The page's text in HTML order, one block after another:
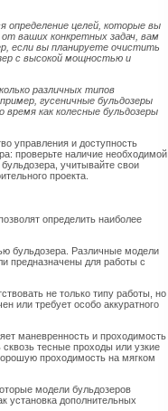
определение целей, которые вы
ваших конкретных задач, вам
если вы планируете очистить
с высокой мощностью и
различных типов
гусеничные бульдозеры
как колесные бульдозеры
управления и доступность
проверьте наличие необходимой
учитывайте свои
проекта.
определить наиболее
бульдозера. Различные модели
предназначены для работы с
не только типу работы, но
или требует особо аккуратного
маневренность и проходимость
тесные проходы или узкие
проходимость на мягком
модели бульдозеров
установка дополнительных